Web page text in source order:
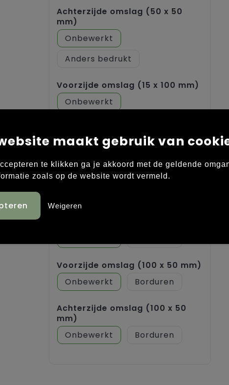
Achterzijde omslag (50 x 50
mm)
Onbewerkt
Anders bedrukt
Voorzijde omslag (15 x 100 mm)
Onbewerkt
Achterzijde omslag (15 x 100
mm)
Onbewerkt
Voorzijde omslag (100 x 50 mm)
Onbewerkt
Borduren
Achterzijde omslag (100 x 50
mm)
Onbewerkt
Borduren
maakt gebruik van
te klikken ga je akkoord met de geldende
zoals op de website wordt vermeld.
Weigeren